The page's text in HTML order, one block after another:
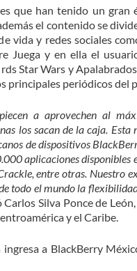
que han tenido un
el contenido se
vida y redes sociales
Juega y en ella el
Star Wars y
principales periódicos del
a aprovechen al
los sacan de la caja. Esta
de dispositivos
aplicaciones
entre otras. Nuestro
todo el mundo la
Carlos Silva Ponce de
y el Caribe.
a BlackBerry